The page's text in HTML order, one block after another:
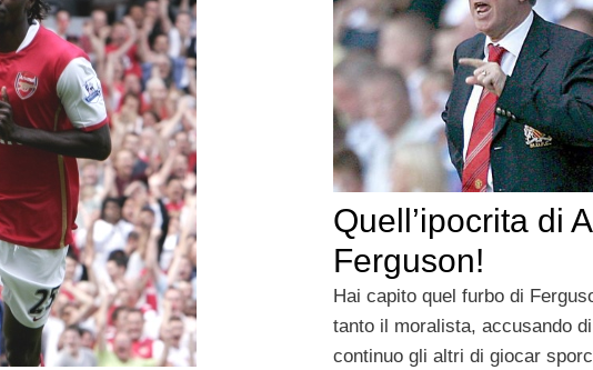
Quell’ipocrita di
Ferguson!
Hai capito quel furbo di
tanto il moralista, accusando di
continuo gli altri di giocar